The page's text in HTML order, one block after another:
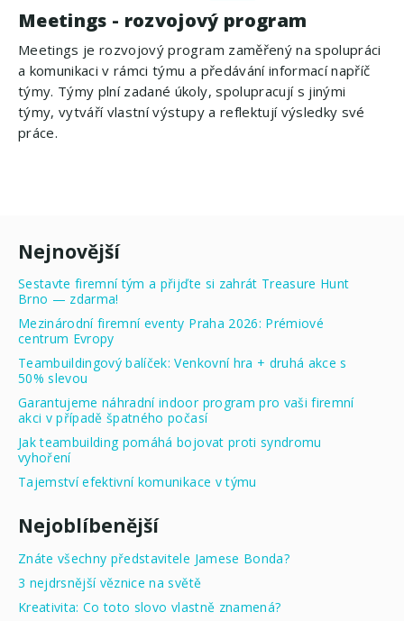
Meetings - rozvojový program
Meetings je rozvojový program zaměřený na spolupráci
a komunikaci v rámci týmu a předávání informací napříč
týmy. Týmy plní zadané úkoly, spolupracují s jinými
týmy, vytváří vlastní výstupy a reflektují výsledky své
práce.
Nejnovější
Sestavte firemní tým a přijďte si zahrát Treasure Hunt
Brno — zdarma!
Mezinárodní firemní eventy Praha 2026: Prémiové
centrum Evropy
Teambuildingový balíček: Venkovní hra + druhá akce s
50% slevou
Garantujeme náhradní indoor program pro vaši firemní
akci v případě špatného počasí
Jak teambuilding pomáhá bojovat proti syndromu
vyhoření
Tajemství efektivní komunikace v týmu
Nejoblíbenější
Znáte všechny představitele Jamese Bonda?
3 nejdrsnější věznice na světě
Kreativita: Co toto slovo vlastně znamená?